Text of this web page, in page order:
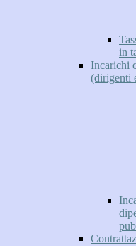
in
Incarichi
(dirigenti